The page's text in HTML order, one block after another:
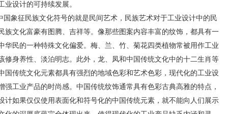
设计的可持续发展。
征民族文化符号的就是民间艺术，民族艺术对于工业设计中的民
族文化富豪有图腾、吉祥等。像那些图案内容丰富的纹饰，都具有一
华民的一种特殊文化偏爱。梅、兰、竹、菊花四类植物常被用作工业
修身养性、淡泊明志。此外，龙、凤和中国传统文化中的十二生肖等
国传统文化元素都具有强烈的地域色彩和艺术色彩，现代化的工业设
工业产品的时尚感。中国传统纹饰通常具有色彩古典高雅的特点，
计如果仅仅使用表面化和符号化的中国传统元素，就不能向人们展示